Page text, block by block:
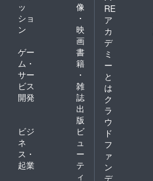
ッ
ショ
ン
像
・
映
画
ゲー
ム・
サー
ビス
開発
書
籍
・
雑
誌
出
版
ビジ
ネ
ス・
起業
ビ
ュ
ー
テ
ィ
RE
ア
カ
デ
ミ
ー
と
は
ク
ラ
ウ
ド
フ
ァ
ン
デ